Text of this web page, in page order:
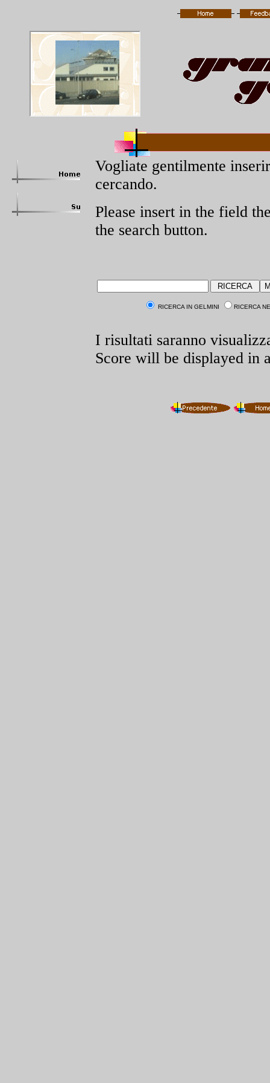
Vogliate gentilmente
cercando.
Please insert in the field
the search button.
RICERCA IN GELMINI RICERCA
I risultati saranno
Score will be displayed in